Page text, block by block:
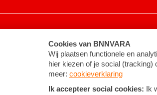
instellingen Algemene